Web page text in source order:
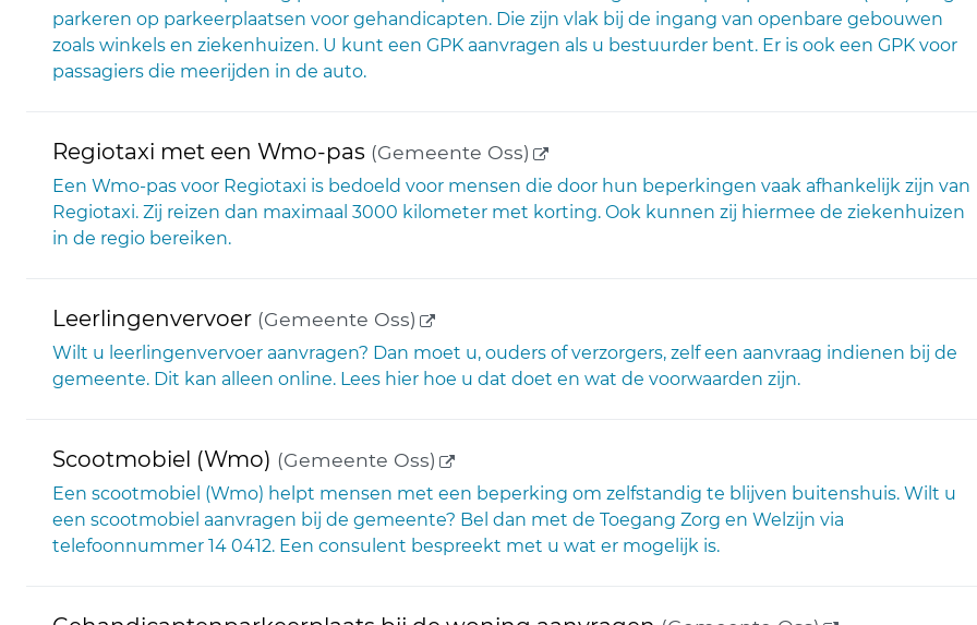
parkeren op parkeerplaatsen voor gehandicapten. Die zijn vlak bij de ingang van openbare gebouwen
zoals winkels en ziekenhuizen. U kunt een GPK aanvragen als u bestuurder bent. Er is ook een GPK voor
passagiers die meerijden in de auto.
Regiotaxi met een Wmo-pas (Gemeente Oss) (externe link)
Een Wmo-pas voor Regiotaxi is bedoeld voor mensen die door hun beperkingen vaak afhankelijk zijn van
Regiotaxi. Zij reizen dan maximaal 3000 kilometer met korting. Ook kunnen zij hiermee de ziekenhuizen
in de regio bereiken.
Leerlingenvervoer (Gemeente Oss) (externe link)
Wilt u leerlingenvervoer aanvragen? Dan moet u, ouders of verzorgers, zelf een aanvraag indienen bij de
gemeente. Dit kan alleen online. Lees hier hoe u dat doet en wat de voorwaarden zijn.
Scootmobiel (Wmo) (Gemeente Oss) (externe link)
Een scootmobiel (Wmo) helpt mensen met een beperking om zelfstandig te blijven buitenshuis. Wilt u
een scootmobiel aanvragen bij de gemeente? Bel dan met de Toegang Zorg en Welzijn via
telefoonnummer 14 0412. Een consulent bespreekt met u wat er mogelijk is.